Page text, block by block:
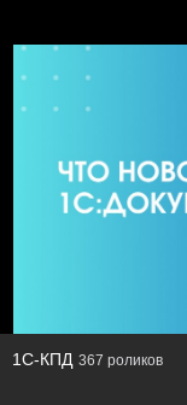
1С-КПД 367 роликов